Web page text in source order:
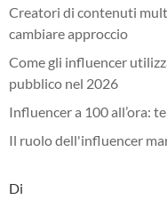
Creatori di contenuti
cambiare approccio
Come gli influencer
pubblico nel 2026
Influencer a 100 all’ora:
Il ruolo dell'influencer
Di